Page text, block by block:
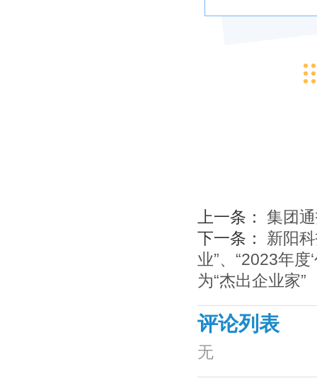
上一条： 集团
下一条： 新阳
业”、“2023年
为“杰出企业家”
评论列表
无